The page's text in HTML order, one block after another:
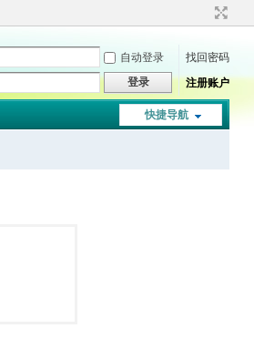
自动登录
找回密码
登录 注册账户
快捷导航